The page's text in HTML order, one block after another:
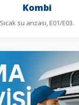
Kombi
Sıcak su arızası, E01/E03.